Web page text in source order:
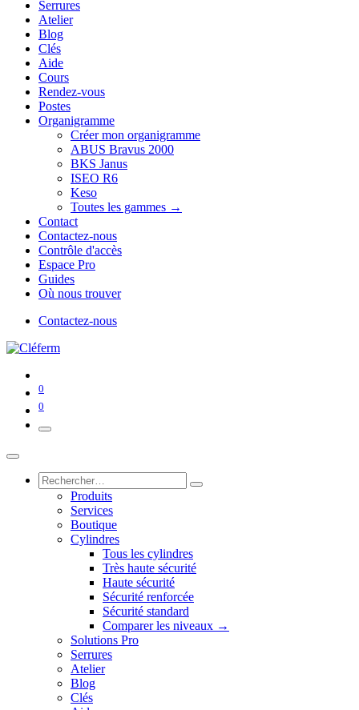
Serrures
Atelier
Blog
Clés
Aide
Cours
Rendez-vous
Postes
Organigramme
Créer mon organigramme
ABUS Bravus 2000
BKS Janus
ISEO R6
Keso
Toutes les gammes →
Contact
Contactez-nous
Contrôle d'accès
Espace Pro
Guides
Où nous trouver
Contactez-nous
0
0
Produits
Services
Boutique
Cylindres
Tous les cylindres
Très haute sécurité
Haute sécurité
Sécurité renforcée
Sécurité standard
Comparer les niveaux →
Solutions Pro
Serrures
Atelier
Blog
Clés